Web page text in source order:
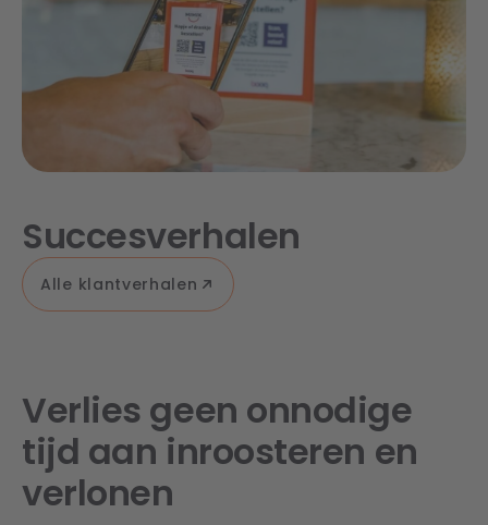
Succesverhalen
Alle klantverhalen
Verlies geen onnodige
tijd aan inroosteren en
verlonen